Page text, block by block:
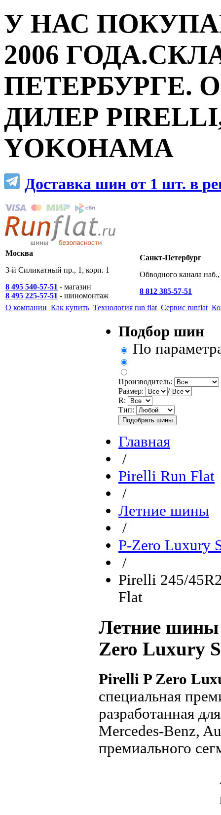
У НАС
2006
ПЕТЕРБУРГЕ.
ДИЛЕР
YOKOHAMA
Доставка шин от 1 шт. в
Москва
3-й Силикатный пр., 1, корп. 1
8 495 540-57-51 - магазин
8 495 225-57-51 - шиномонтаж
Санкт-Петербург
Обводного канала
8 812 385-57-51
О компании Как купить Технология run flat Сервис runflat
Подбор шин
По
Производитель:
Размер:
/
R:
Тип:
Главная
/
Pirelli Run Flat
/
Летние шины
/
P-Zero Luxury
/
Pirelli 245/
Flat
Летние шины
Zero Luxury
Pirelli P Zero
специальная
разработанная
Mercedes-Benz,
премиального